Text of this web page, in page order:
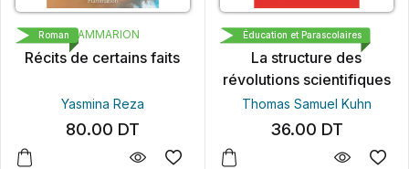
FLAMMARION
Récits de certains faits
Yasmina Reza
80.00 DT
Roman FLAMMARION
La structure des
révolutions scientifiques
Thomas Samuel Kuhn
36.00 DT
Éducation et Parascolaires